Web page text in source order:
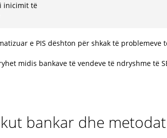
inicimit të
e PIS dështon për shkak të
midis bankave të vendeve të ndryshme të
bankar dhe